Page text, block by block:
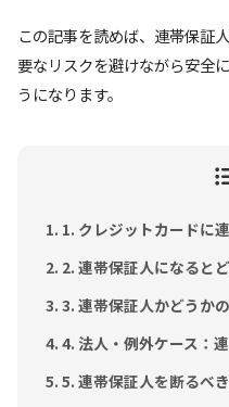
この記事を読めば、連帯保証
要なリスクを避けながら安全
うになります。
1. クレジットカードに
2. 連帯保証人になると
3. 連帯保証人かどうか
4. 法人・例外ケース：
5. 連帯保証人を断るべ